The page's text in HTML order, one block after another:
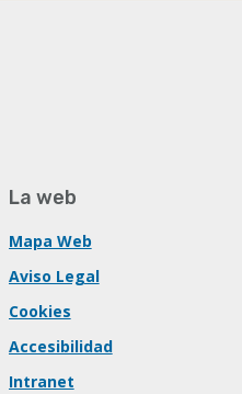
La web
Mapa Web
Aviso Legal
Cookies
Accesibilidad
Intranet